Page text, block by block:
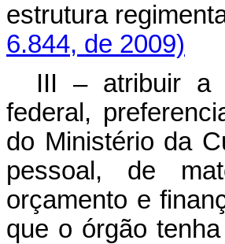
estrutura
6.844, de 2009)
III – atribuir a
federal,
do Ministério da
pessoal, de
orçamento e
que o órgão